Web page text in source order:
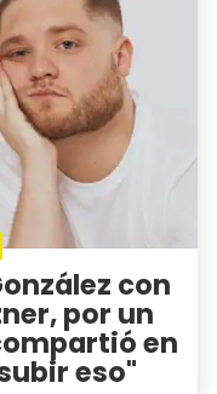
con
por un
en
eso"